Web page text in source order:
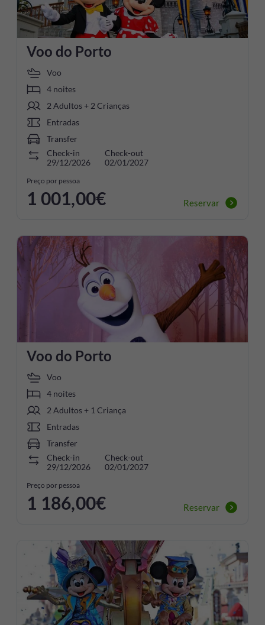
Voo do Porto
Voo
4 noites
2 Adultos + 2 Crianças
Entradas
Transfer
Check-in
29/12/2026
Check-out
02/01/2027
Preço por pessoa
1 001,00€ Reservar
Voo do Porto
Voo
4 noites
2 Adultos + 1 Criança
Entradas
Transfer
Check-in
29/12/2026
Check-out
02/01/2027
Preço por pessoa
1 186,00€ Reservar